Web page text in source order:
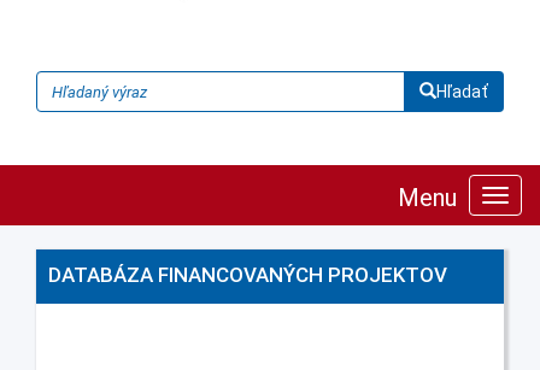
Hľadať
Menu
DATABÁZA FINANCOVANÝCH PROJEKTOV